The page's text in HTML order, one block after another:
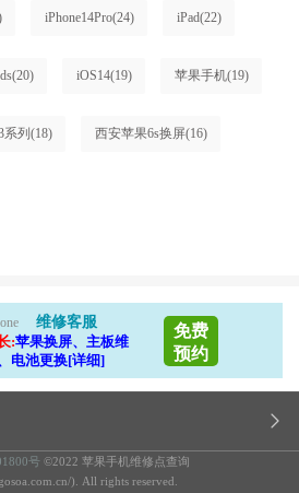
iPhone14Pro(24) iPad(22)
(20) iOS14(19) 苹果手机(19)
系列 (18) 西安苹果6s换屏(16)
维修客服
:苹果换屏、主板维
电池更换[详细]
免费
预约
号 ©2022 苹果手机维修点查询
). All rights reserved.